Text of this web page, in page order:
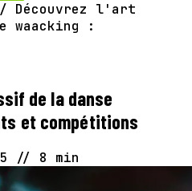
/ Découvrez l'art
waacking :
de la danse
et compétitions
// 8 min